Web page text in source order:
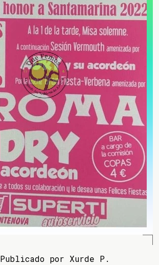
Publicado por Xurde P.